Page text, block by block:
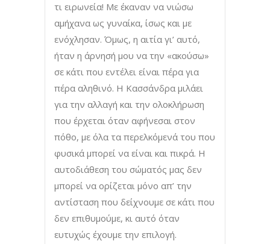
τι ειρωνεία! Με έκαναν να νιώσω
αμήχανα ως γυναίκα, ίσως και με
ενόχλησαν. Όμως, η αιτία γι’ αυτό,
ήταν η άρνησή μου να την «ακούσω»
σε κάτι που εντέλει είναι πέρα για
πέρα αληθινό. Η Κασσάνδρα μιλάει
για την αλλαγή και την ολοκλήρωση
που έρχεται όταν αφήνεσαι στον
πόθο, με όλα τα περελκόμενά του που
φυσικά μπορεί να είναι και πικρά. Η
αυτοδιάθεση του σώματός μας δεν
μπορεί να ορίζεται μόνο απ’ την
αντίσταση που δείχνουμε σε κάτι που
δεν επιθυμούμε, κι αυτό όταν
ευτυχώς έχουμε την επιλογή.